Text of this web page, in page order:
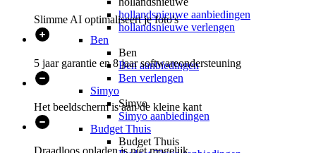
hollandsnieuwe aanbiedingen
hollandsnieuwe verlengen
Ben
Ben
Ben aanbiedingen
Ben verlengen
Simyo
Simyo
Simyo aanbiedingen
Budget Thuis
Budget Thuis
Slimme AI optimaliseert je foto's
5 jaar garantie en 8 jaar softwareondersteuning
Het beeldscherm is aan de kleine kant
Draadloos opladen is niet mogelijk